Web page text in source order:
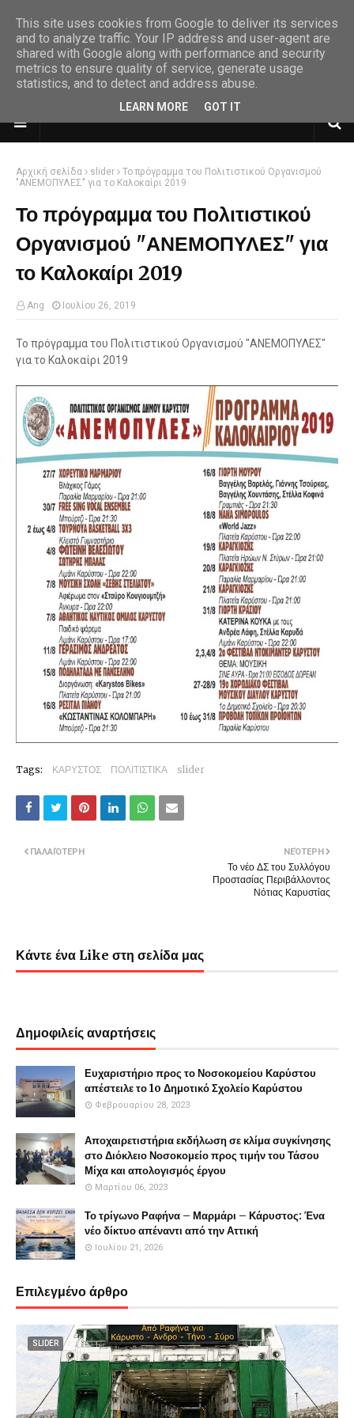
Αρχική σελίδα slider
Το πρόγραμμα του Πολιτιστικού Οργανισμού
"ΑΝΕΜΟΠΥΛΕΣ" για το Καλοκαίρι 2019
Το πρόγραμμα του Πολιτιστικού
Οργανισμού "ΑΝΕΜΟΠΥΛΕΣ" για
το Καλοκαίρι 2019
Ang Ιουλίου 26, 2019
Το πρόγραμμα του Πολιτιστικού Οργανισμού "ΑΝΕΜΟΠΥΛΕΣ"
για το Καλοκαίρι 2019
Tags: ΚΑΡΥΣΤΟΣ ΠΟΛΙΤΙΣΤΙΚΑ slider
ΝΕΌΤΕΡΗ
Το νέο ΔΣ του Συλλόγου
Προστασίας Περιβάλλοντος
Νότιας Καρυστίας
ΠΑΛΑΙΌΤΕΡΗ
Κάντε ένα Like στη σελίδα μας
Δημοφιλείς αναρτήσεις
Ευχαριστήριο προς το Νοσοκομείου Καρύστου
απέστειλε το 1o Δημοτικό Σχολείο Καρύστου
Φεβρουαρίου 28, 2023
Αποχαιρετιστήρια εκδήλωση σε κλίμα συγκίνησης
στο Διόκλειο Νοσοκομείο προς τιμήν του Τάσου
Μίχα και απολογισμός έργου
Μαρτίου 06, 2023
Το τρίγωνο Ραφήνα – Μαρμάρι – Κάρυστος: Ένα
νέο δίκτυο απέναντι από την Αττική
Ιουλίου 21, 2026
Επιλεγμένο άρθρο
SLIDER
This site uses cookies from Google to deliver its services
and to analyze traffic. Your IP address and user-agent are
shared with Google along with performance and security
metrics to ensure quality of service, generate usage
statistics, and to detect and address abuse.
LEARN MORE GOT IT